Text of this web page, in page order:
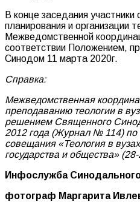
В конце заседания
планирования и организации
Межведомственной
соответствии Положением,
Синодом 11 марта 2020г.
Справка:
Межведомственная
преподаванию теологии в
решением Священного
2012 года (Журнал № 114) по
совещания «Теология в
государства и общества»
Инфослужба
фотограф Маргарита Ивле